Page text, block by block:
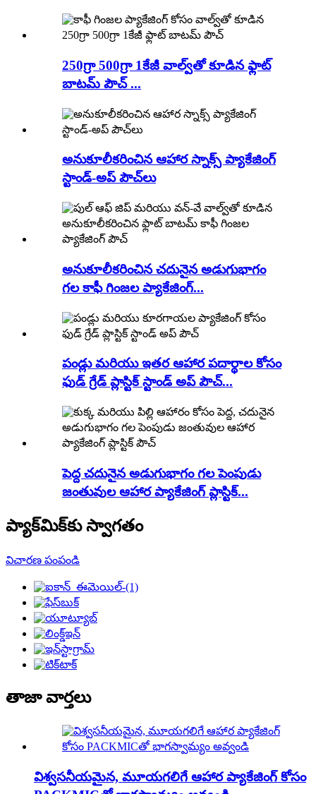
250గ్రా 500గ్రా 1కేజీ వాల్వ్‌తో కూడిన ఫ్లాట్
బాటమ్ పౌచ్ ...
అనుకూలీకరించిన ఆహార స్నాక్స్ ప్యాకేజింగ్
స్టాండ్-అప్ పౌచ్‌లు
అనుకూలీకరించిన చదునైన అడుగుభాగం
గల కాఫీ గింజల ప్యాకేజింగ్...
పండ్లు మరియు ఇతర ఆహార పదార్థాల కోసం
ఫుడ్ గ్రేడ్ ప్లాస్టిక్ స్టాండ్ అప్ పౌచ్...
పెద్ద చదునైన అడుగుభాగం గల పెంపుడు
జంతువుల ఆహార ప్యాకేజింగ్ ప్లాస్టిక్...
ప్యాక్‌మిక్‌కు స్వాగతం
విచారణ పంపండి
తాజా వార్తలు
విశ్వసనీయమైన, మూయగలిగే ఆహార ప్యాకేజింగ్ కోసం